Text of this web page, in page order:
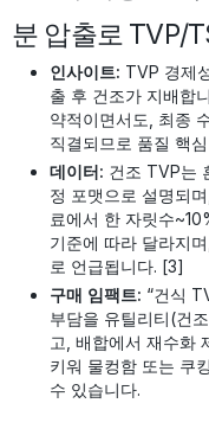
분 압출로 TVP/
인사이트: TVP 경제
출 후 건조가 지배합
약적이면서도, 최종
직결되므로 품질 핵
데이터: 건조 TVP는
정 포맷으로 설명되
료에서 한 자릿수
기준에 따라 달라지
로 언급됩니다. [3]
구매 임팩트: “건식
부담을 유틸리티(건
고, 배합에서 재수화
키워 물컹함 또는 쿠
수 있습니다.